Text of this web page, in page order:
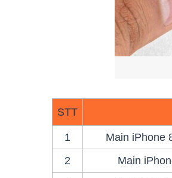
STT
1 Main iPhone
2
Main